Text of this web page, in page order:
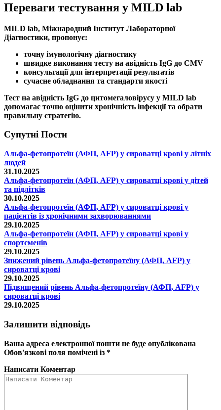
Переваги тестування у MILD lab
MILD lab, Міжнародний Інститут Лабораторної
Діагностики, пропонує:
точну імунологічну діагностику
швидке виконання тесту на авідність IgG до CMV
консультації для інтерпретації результатів
сучасне обладнання та стандарти якості
Тест на авідність IgG до цитомегаловірусу у MILD lab
допомагає точно оцінити хронічність інфекціїта обрати
правильну стратегію.
Супутні Поcти
Альфа-фетопротеїн (АФП, AFP) у сироватці крові у літніх
людей
31.10.2025
Альфа-фетопротеїн (АФП, AFP) у сироватці крові у дітей
та підлітків
30.10.2025
Альфа-фетопротеїн (АФП, AFP) у сироватці крові у
пацієнтів із хронічними захворюваннями
29.10.2025
Альфа-фетопротеїн (АФП, AFP) у сироватці крові у
спортсменів
29.10.2025
Знижений рівень Альфа-фетопротеїну (АФП, AFP) у
сироватці крові
29.10.2025
Підвищений рівень Альфа-фетопротеїну (АФП, AFP) у
сироватці крові
29.10.2025
Залишити відповідь
Ваша адреса електронної пошти не буде опублікована
Обов'язкові поля помічені із *
Написати Коментар